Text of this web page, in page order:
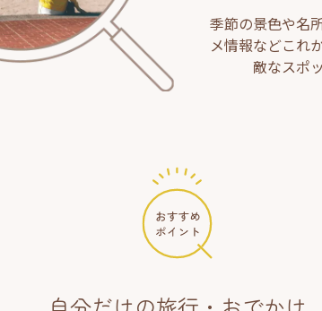
季節の景色や名
メ情報などこれ
敵なスポ